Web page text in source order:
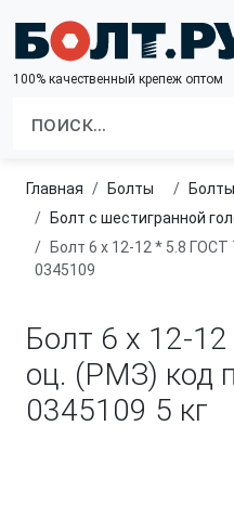
100% качественный крепеж оптом
Главная болты
Болт с шестигранной головкой, полная резьба, класс
Болт 6 х 12-12 * 5.8 ГОСТ 7798 оц. (РМЗ) код позиции
0345109
Болт 6 х 12-
оц. (РМЗ) код
0345109 5 кг